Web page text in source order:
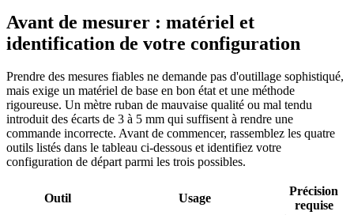
Avant de mesurer : matériel et
identification de votre configuration
Prendre des mesures fiables ne demande pas d'outillage sophistiqué,
mais exige un matériel de base en bon état et une méthode
rigoureuse. Un mètre ruban de mauvaise qualité ou mal tendu
introduit des écarts de 3 à 5 mm qui suffisent à rendre une
commande incorrecte. Avant de commencer, rassemblez les quatre
outils listés dans le tableau ci-dessous et identifiez votre
configuration de départ parmi les trois possibles.
Outil Usage
Précision
requise